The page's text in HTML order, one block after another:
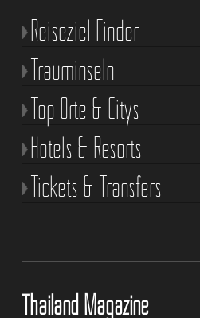
Reiseziel Finder
Trauminseln
Top Orte & Citys
Hotels & Resorts
Tickets & Transfers
Thailand Magazine